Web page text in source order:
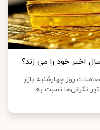
روز چهارشنبه بازار
نگرانی‌ها نسبت به